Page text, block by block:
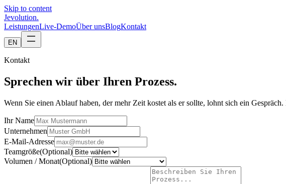
Skip to content
Jevolution.
LeistungenLive-DemoÜber unsBlogKontakt
EN
Kontakt
Sprechen wir über Ihren Prozess.
Wenn Sie einen Ablauf haben, der mehr Zeit kostet als er sollte, lohnt sich ein
Ihr Name
Unternehmen
E-Mail-Adresse
Teamgröße(Optional)
Volumen / Monat(Optional)